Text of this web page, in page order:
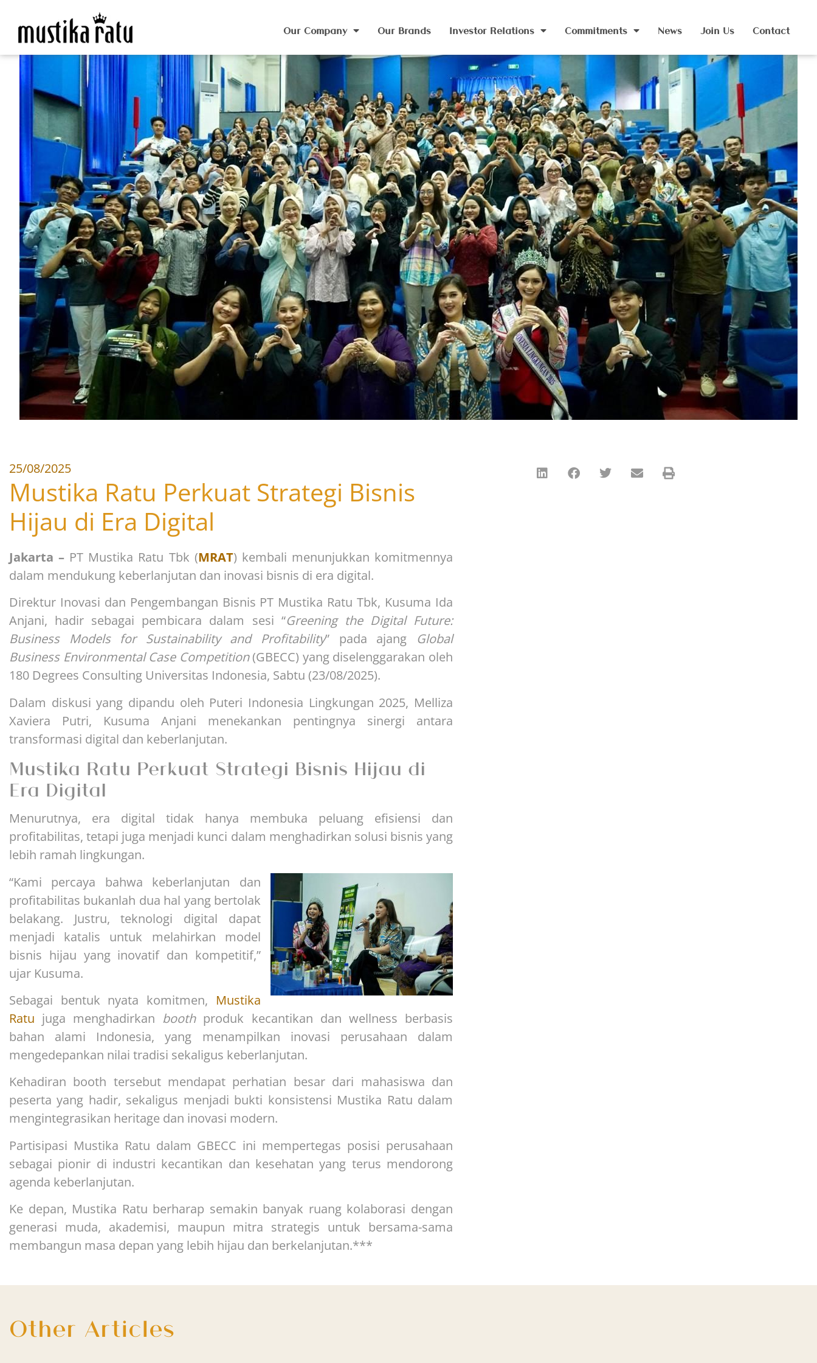
Our Company Our Brands Investor Relations Commitments News Join Us Contact
25/08/2025
Mustika Ratu Perkuat Strategi Bisnis
Hijau di Era Digital
Jakarta – PT Mustika Ratu Tbk (MRAT) kembali menunjukkan komitmennya
dalam mendukung keberlanjutan dan inovasi bisnis di era digital.
Direktur Inovasi dan Pengembangan Bisnis PT Mustika Ratu Tbk, Kusuma Ida
Anjani, hadir sebagai pembicara dalam sesi “Greening the Digital Future:
Business Models for Sustainability and Profitability” pada ajang Global
Business Environmental Case Competition(GBECC) yang diselenggarakan oleh
180 Degrees Consulting Universitas Indonesia, Sabtu (23/08/2025).
Dalam diskusi yang dipandu oleh Puteri Indonesia Lingkungan 2025, Melliza
Xaviera Putri, Kusuma Anjani menekankan pentingnya sinergi antara
transformasi digital dan keberlanjutan.
Mustika Ratu Perkuat Strategi Bisnis Hijau di
Era Digital
Menurutnya, era digital tidak hanya membuka peluang efisiensi dan
profitabilitas, tetapi juga menjadi kunci dalam menghadirkan solusi bisnis yang
lebih ramah lingkungan.
“Kami percaya bahwa keberlanjutan dan
profitabilitas bukanlah dua hal yang bertolak
belakang. Justru, teknologi digital dapat
menjadi katalis untuk melahirkan model
bisnis hijau yang inovatif dan kompetitif,”
ujar Kusuma.
Sebagai bentuk nyata komitmen, Mustika
Ratu juga menghadirkan boothproduk kecantikan dan wellness berbasis
bahan alami Indonesia, yang menampilkan inovasi perusahaan dalam
mengedepankan nilai tradisi sekaligus keberlanjutan.
Kehadiran booth tersebut mendapat perhatian besar dari mahasiswa dan
peserta yang hadir, sekaligus menjadi bukti konsistensi Mustika Ratu dalam
mengintegrasikan heritage dan inovasi modern.
Partisipasi Mustika Ratu dalam GBECC ini mempertegas posisi perusahaan
sebagai pionir di industri kecantikan dan kesehatan yang terus mendorong
agenda keberlanjutan.
Ke depan, Mustika Ratu berharap semakin banyak ruang kolaborasi dengan
generasi muda, akademisi, maupun mitra strategis untuk bersama-sama
membangun masa depan yang lebih hijau dan berkelanjutan.***
Other Articles